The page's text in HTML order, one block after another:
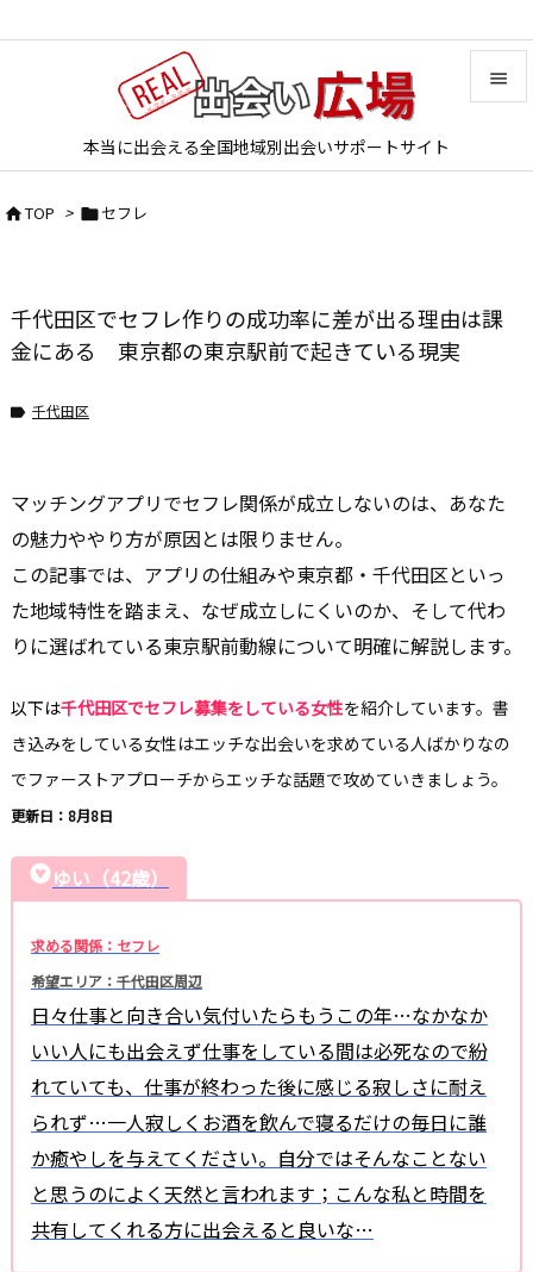
本当に出会える全国地域別出会いサポートサイト


TOP > セフレ
千代田区でセフレ作りの成功率に差が出る理由は課
金にある 東京都の東京駅前で起きている現実
 千代田区
マッチングアプリでセフレ関係が成立しないのは、あなた
の魅力ややり方が原因とは限りません。
この記事では、アプリの仕組みや東京都・千代田区といっ
た地域特性を踏まえ、なぜ成立しにくいのか、そして代わ
りに選ばれている東京駅前動線について明確に解説します。
以下は千代田区でセフレ募集をしている女性を紹介しています。書
き込みをしている女性はエッチな出会いを求めている人ばかりなの
でファーストアプローチからエッチな話題で攻めていきましょう。
更新日：8月8日
ゆい（42歳）
求める関係：セフレ
希望エリア：千代田区周辺
日々仕事と向き合い気付いたらもうこの年…なかなか
いい人にも出会えず仕事をしている間は必死なので紛
れていても、仕事が終わった後に感じる寂しさに耐え
られず…一人寂しくお酒を飲んで寝るだけの毎日に誰
か癒やしを与えてください。自分ではそんなことない
と思うのによく天然と言われます；こんな私と時間を
共有してくれる方に出会えると良いな…